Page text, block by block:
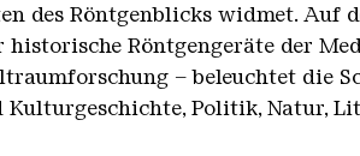
des Röntgenblicks widmet. Auf
Röntgengeräte der
– beleuchtet die
Kulturgeschichte, Politik, Natur,